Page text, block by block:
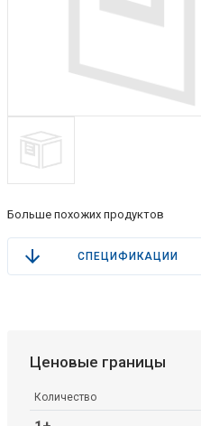
Больше похожих продуктов
СПЕЦИФИКАЦИИ
Ценовые границы
Количество